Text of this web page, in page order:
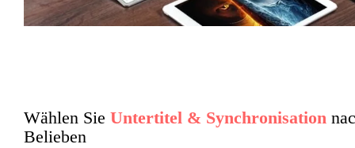
Wählen Sie Untertitel & Synchronisation
Belieben